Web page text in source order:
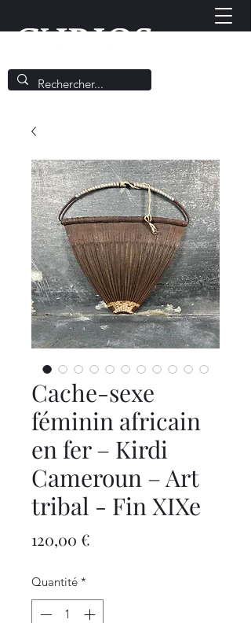
Cache-sexe
féminin africain
en fer – Kirdi
Cameroun – Art
tribal - Fin XIXe
120,00 €
Quantité *